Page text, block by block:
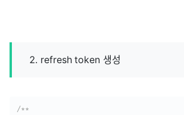
refresh token 생성
/**